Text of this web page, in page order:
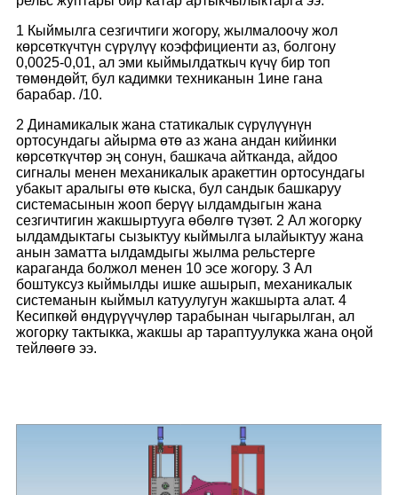
1 Кыймылга сезгичтиги жогору, жылмалоочу жол
көрсөткүчтүн сүрүлүү коэффициенти аз, болгону
0,0025-0,01, ал эми кыймылдаткыч күчү бир топ
төмөндөйт, бул кадимки техниканын 1ине гана
барабар. /10.
2 Динамикалык жана статикалык сүрүлүүнүн
ортосундагы айырма өтө аз жана андан кийинки
көрсөткүчтөр эң сонун, башкача айтканда, айдоо
сигналы менен механикалык аракеттин ортосундагы
убакыт аралыгы өтө кыска, бул сандык башкаруу
системасынын жооп берүү ылдамдыгын жана
сезгичтигин жакшыртууга өбөлгө түзөт. 2 Ал жогорку
ылдамдыктагы сызыктуу кыймылга ылайыктуу жана
анын заматта ылдамдыгы жылма рельстерге
караганда болжол менен 10 эсе жогору. 3 Ал
боштуксуз кыймылды ишке ашырып, механикалык
системанын кыймыл катуулугун жакшырта алат. 4
Кесипкөй өндүрүүчүлөр тарабынан чыгарылган, ал
жогорку тактыкка, жакшы ар тараптуулукка жана оңой
тейлөөгө ээ.